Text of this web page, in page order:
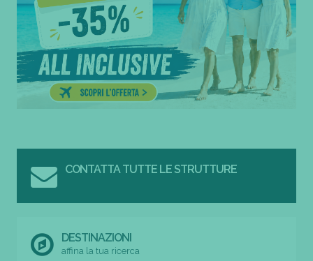
CONTATTA TUTTE LE STRUTTURE
DESTINAZIONI
affina la tua ricerca